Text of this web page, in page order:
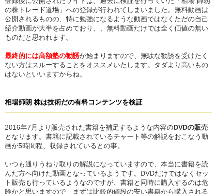
の株トレード道場」への登録が行われてしまいました。無料動画は
公開されるものの、特に勉強になるような動画ではなくただの自己
紹介動画が大半を占めており、、無料動画だけでは全く価値の無い
ものだと思われます。
最終的には高額塾の勧誘が始まりますので、無駄な勧誘を受けたく
ない方はスルーすることをオススメいたします。タダより高いもの
はないといいますからね。
相場師朗 株は技術だの有料コンテンツを検証
2016年7月より販売された書籍を補足するような内容のDVDの販売
となります。書籍に記載されているチャート等の解説をおこなう動
画が5時間程、収録されているとの事。
いつも通りうねり取りの解説になっていますので、本当に書籍を読
んだ方へ向けた動画となっているようです。DVDだけではなくセッ
ト販売も行っているようなのですが、書籍と同時に購入するのは危
険かと思いますので、まずは比較的値段の安い書籍から購入される